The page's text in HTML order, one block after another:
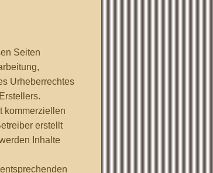
Seiten
Urheberrechtes
kommerziellen
erstellt
Inhalte